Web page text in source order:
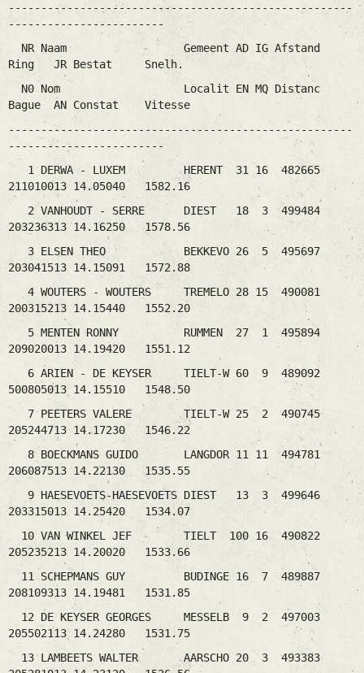
-----------------------------------------------------
------------------------
NR Naam Gemeent AD IG Afstand
Ring JR Bestat Snelh.
N0 Nom Localit EN MQ Distanc
Bague AN Constat Vitesse
-----------------------------------------------------
------------------------
1 DERWA - LUXEM HERENT 31 16 482665
211010013 14.05040 1582.16
2 VANHOUDT - SERRE DIEST 18 3 499484
203236313 14.16250 1578.56
3 ELSEN THEO BEKKEVO 26 5 495697
203041513 14.15091 1572.88
4 WOUTERS - WOUTERS TREMELO 28 15 490081
200315213 14.15440 1552.20
5 MENTEN RONNY RUMMEN 27 1 495894
209020013 14.19420 1551.12
6 ARIEN - DE KEYSER TIELT-W 60 9 489092
500805013 14.15510 1548.50
7 PEETERS VALERE TIELT-W 25 2 490745
205244713 14.17230 1546.22
8 BOECKMANS GUIDO LANGDOR 11 11 494781
206087513 14.22130 1535.55
9 HAESEVOETS-HAESEVOETS DIEST 13 3 499646
203315013 14.25420 1534.07
10 VAN WINKEL JEF TIELT 100 16 490822
205235213 14.20020 1533.66
11 SCHEPMANS GUY BUDINGE 16 7 489887
208109313 14.19481 1531.85
12 DE KEYSER GEORGES MESSELB 9 2 497003
205502113 14.24280 1531.75
13 LAMBEETS WALTER AARSCHO 20 3 493383